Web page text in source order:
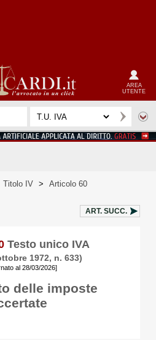
AREA
UTENTE
Titolo IV > Articolo 60
ART. SUCC.
Testo unico IVA
1972, n. 633)
al 28/03/2026]
delle imposte